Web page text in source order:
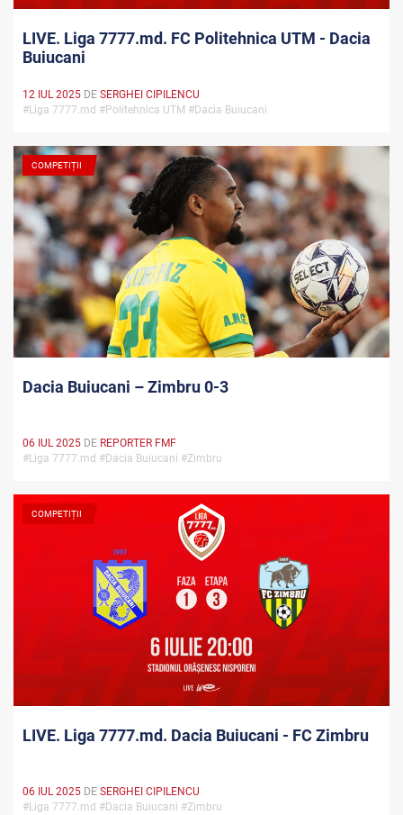
LIVE. Liga 7777.md. FC Politehnica UTM - Dacia
Buiucani
12 IUL 2025 DE SERGHEI CIPILENCU
#Liga 7777.md #Politehnica UTM #Dacia Buiucani
COMPETIȚII
Dacia Buiucani – Zimbru 0-3
06 IUL 2025 DE REPORTER FMF
#Liga 7777.md #Dacia Buiucani #Zimbru
COMPETIȚII
LIVE. Liga 7777.md. Dacia Buiucani - FC Zimbru
06 IUL 2025 DE SERGHEI CIPILENCU
#Liga 7777.md #Dacia Buiucani #Zimbru